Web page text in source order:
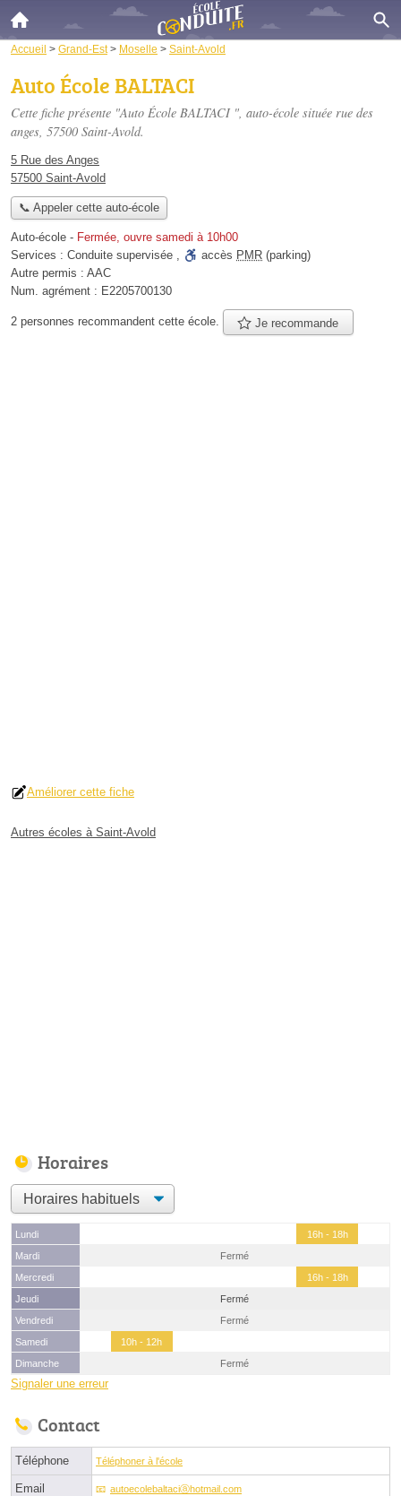
Accueil > Grand-Est> Moselle > Saint-Avold
Auto École BALTACI ️
Cette fiche présente "Auto École BALTACI ️", auto-école située rue des
anges, 57500 Saint-Avold.
5 Rue des Anges
57500 Saint-Avold
📞 Appeler cette auto-école
Auto-école - Fermée, ouvre samedi à 10h00
Services : Conduite supervisée , accès PMR (parking)
Autre permis : AAC
Num. agrément : E2205700130
2 personnes recommandent cette école. Je recommande
Améliorer cette fiche
Autres écoles à Saint-Avold
Horaires
Lundi
16h - 18h
Mardi
Fermé
Mercredi
16h - 18h
Jeudi
Fermé
Vendredi
Fermé
Samedi
10h - 12h
Dimanche
Fermé
Signaler une erreur
Contact
Téléphone Téléphoner à l'école
Email autoecolebaltaciⓐhotmail.com